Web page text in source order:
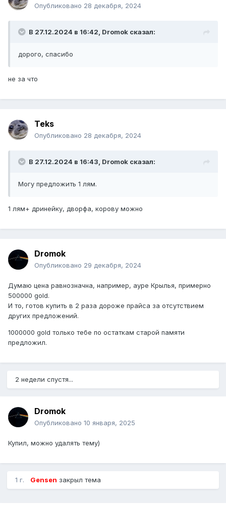
Опубликовано 28 декабря, 2024
В 27.12.2024 в 16:42, Dromok сказал:
дорого, спасибо
не за что
Teks
Опубликовано 28 декабря, 2024
В 27.12.2024 в 16:43, Dromok сказал:
Могу предложить 1 лям.
1 лям+ дринейку, дворфа, корову можно
Dromok
Опубликовано 29 декабря, 2024
Думаю цена равнозначна, например, ауре Крылья, примерно
500000 gold.
И то, готов купить в 2 раза дороже прайса за отсутствием
других предложений.
1000000 gold только тебе по остаткам старой памяти
предложил.
2 недели спустя...
Dromok
Опубликовано 10 января, 2025
Купил, можно удалять тему)
1 г. Gensen закрыл тема